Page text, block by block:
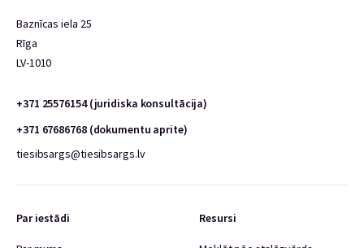
Baznīcas iela 25
Rīga
LV-1010
+371 25576154 (juridiska konsultācija)
+371 67686768 (dokumentu aprite)
tiesibsargs@tiesibsargs.lv
Par iestādi Resursi